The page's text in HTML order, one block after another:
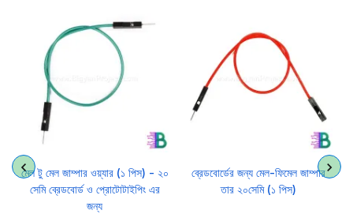
মেল টু মেল জাম্পার ওয়্যার (১ পিস) - ২০
সেমি ব্রেডবোর্ড ও প্রোটোটাইপিং এর
জন্য
ব্রেডবোর্ডের জন্য মেল-ফিমেল জাম্পার
তার ২০সেমি (১ পিস)